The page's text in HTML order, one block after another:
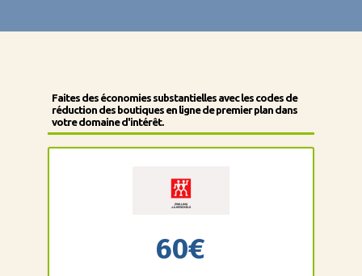
Faites des économies substantielles avec les codes de
réduction des boutiques en ligne de premier plan dans
votre domaine d'intérêt.
60€